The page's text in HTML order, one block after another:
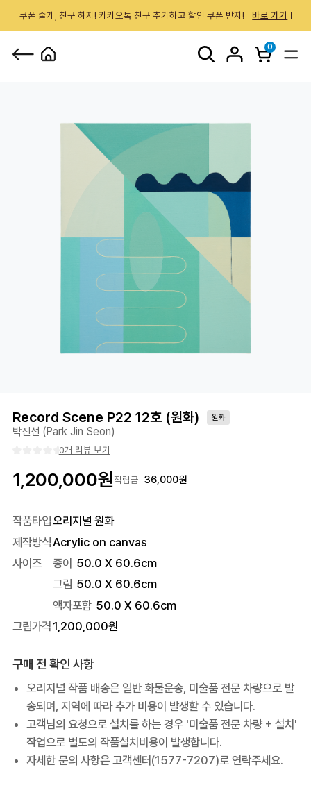
쿠폰 줄게, 친구 하자! 카카오톡 친구 추가하고 할인 쿠폰 받자! 바로 가기
0
Record Scene P22 12호 (원화) 원화
박진선 (Park Jin Seon)
0개 리뷰 보기
1,200,000원적립금 36,000원
작품타입오리지널 원화
제작방식Acrylic on canvas
사이즈
종이 50.0 X 60.6cm
그림 50.0 X 60.6cm
액자포함 50.0 X 60.6cm
그림가격 1,200,000원
구매 전 확인 사항
오리지널 작품 배송은 일반 화물운송, 미술품 전문 차량으로 발
송되며, 지역에 따라 추가 비용이 발생할 수 있습니다.
고객님의 요청으로 설치를 하는 경우 '미술품 전문 차량 + 설치'
작업으로 별도의 작품설치비용이 발생합니다.
자세한 문의 사항은 고객센터(1577-7207)로 연락주세요.